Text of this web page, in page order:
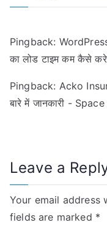
Pingback:
का लोड टाइम कम कैसे
Pingback: Acko
बारे में जानकारी -
Leave a
Your email address
fields are marked *